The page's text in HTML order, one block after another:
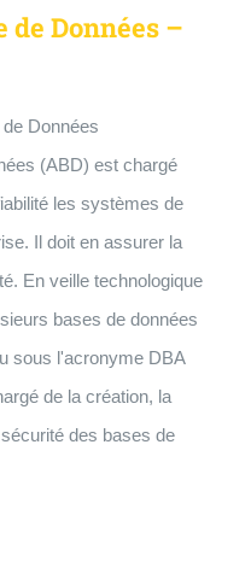
Données –
Données
(ABD) est chargé
les systèmes de
Il doit en assurer la
En veille technologique
bases de données
sous l'acronyme DBA
de la création, la
des bases de